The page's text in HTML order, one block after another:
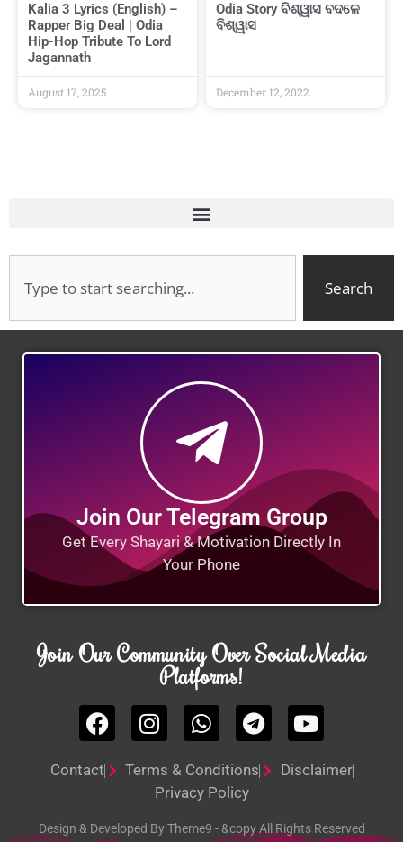
Kalia 3 Lyrics (English) –
Rapper Big Deal | Odia
Hip-Hop Tribute To Lord
Jagannath
August 17, 2025
Odia Story ବିଶ୍ୱାସ ବଦଳେ
ବିଶ୍ୱାସ
December 12, 2022
Search
Join Our Telegram Group
Get Every Shayari & Motivation Directly In
Your Phone
Join Our Community Over Social Media
Platforms!
Contact Terms & Conditions
Disclaimer
Privacy Policy
Design & Developed By Theme9 - &copy All Rights Reserved